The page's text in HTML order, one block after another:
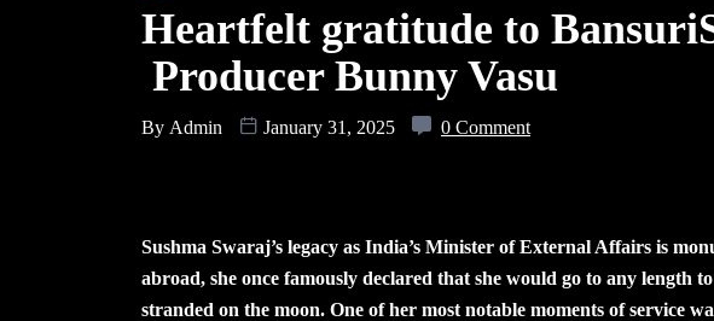
Heartfelt gratitude to
Producer Bunny Vasu
By Admin January 31, 2025 0 Comment
Sushma Swaraj’s legacy as India’s Minister of External Affairs is
abroad, she once famously declared that she would go to any length
stranded on the moon. One of her most notable moments of service